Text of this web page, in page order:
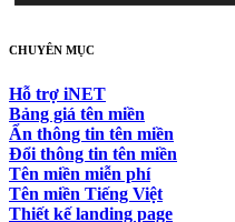
CHUYÊN MỤC
Hỗ trợ iNET
Bảng giá tên miền
Ẩn thông tin tên miền
Đổi thông tin tên miền
Tên miền miễn phí
Tên miền Tiếng Việt
Thiết kế landing page